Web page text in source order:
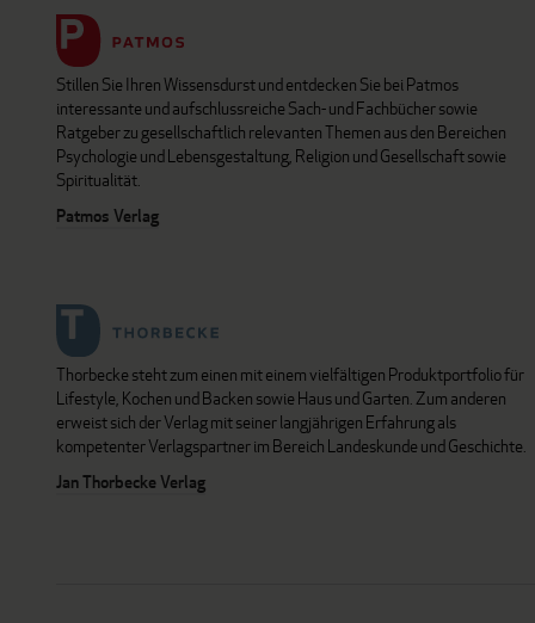
Stillen Sie Ihren Wissensdurst und entdecken Sie bei Patmos
interessante und aufschlussreiche Sach- und Fachbücher sowie
Ratgeber zu gesellschaftlich relevanten Themen aus den Bereichen
Psychologie und Lebensgestaltung, Religion und Gesellschaft sowie
Spiritualität.
Patmos Verlag
Thorbecke steht zum einen mit einem vielfältigen Produktportfolio für
Lifestyle, Kochen und Backen sowie Haus und Garten. Zum anderen
erweist sich der Verlag mit seiner langjährigen Erfahrung als
kompetenter Verlagspartner im Bereich Landeskunde und Geschichte.
Jan Thorbecke Verlag